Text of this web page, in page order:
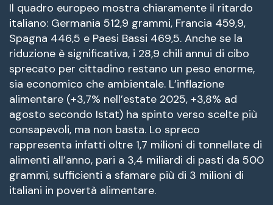
Il quadro europeo mostra chiaramente il ritardo
italiano: Germania 512,9 grammi, Francia 459,9,
Spagna 446,5 e Paesi Bassi 469,5. Anche se la
riduzione è significativa, i 28,9 chili annui di cibo
sprecato per cittadino restano un peso enorme,
sia economico che ambientale. L’inflazione
alimentare (+3,7% nell’estate 2025, +3,8% ad
agosto secondo Istat) ha spinto verso scelte più
consapevoli, ma non basta. Lo spreco
rappresenta infatti oltre 1,7 milioni di tonnellate di
alimenti all’anno, pari a 3,4 miliardi di pasti da 500
grammi, sufficienti a sfamare più di 3 milioni di
italiani in povertà alimentare.